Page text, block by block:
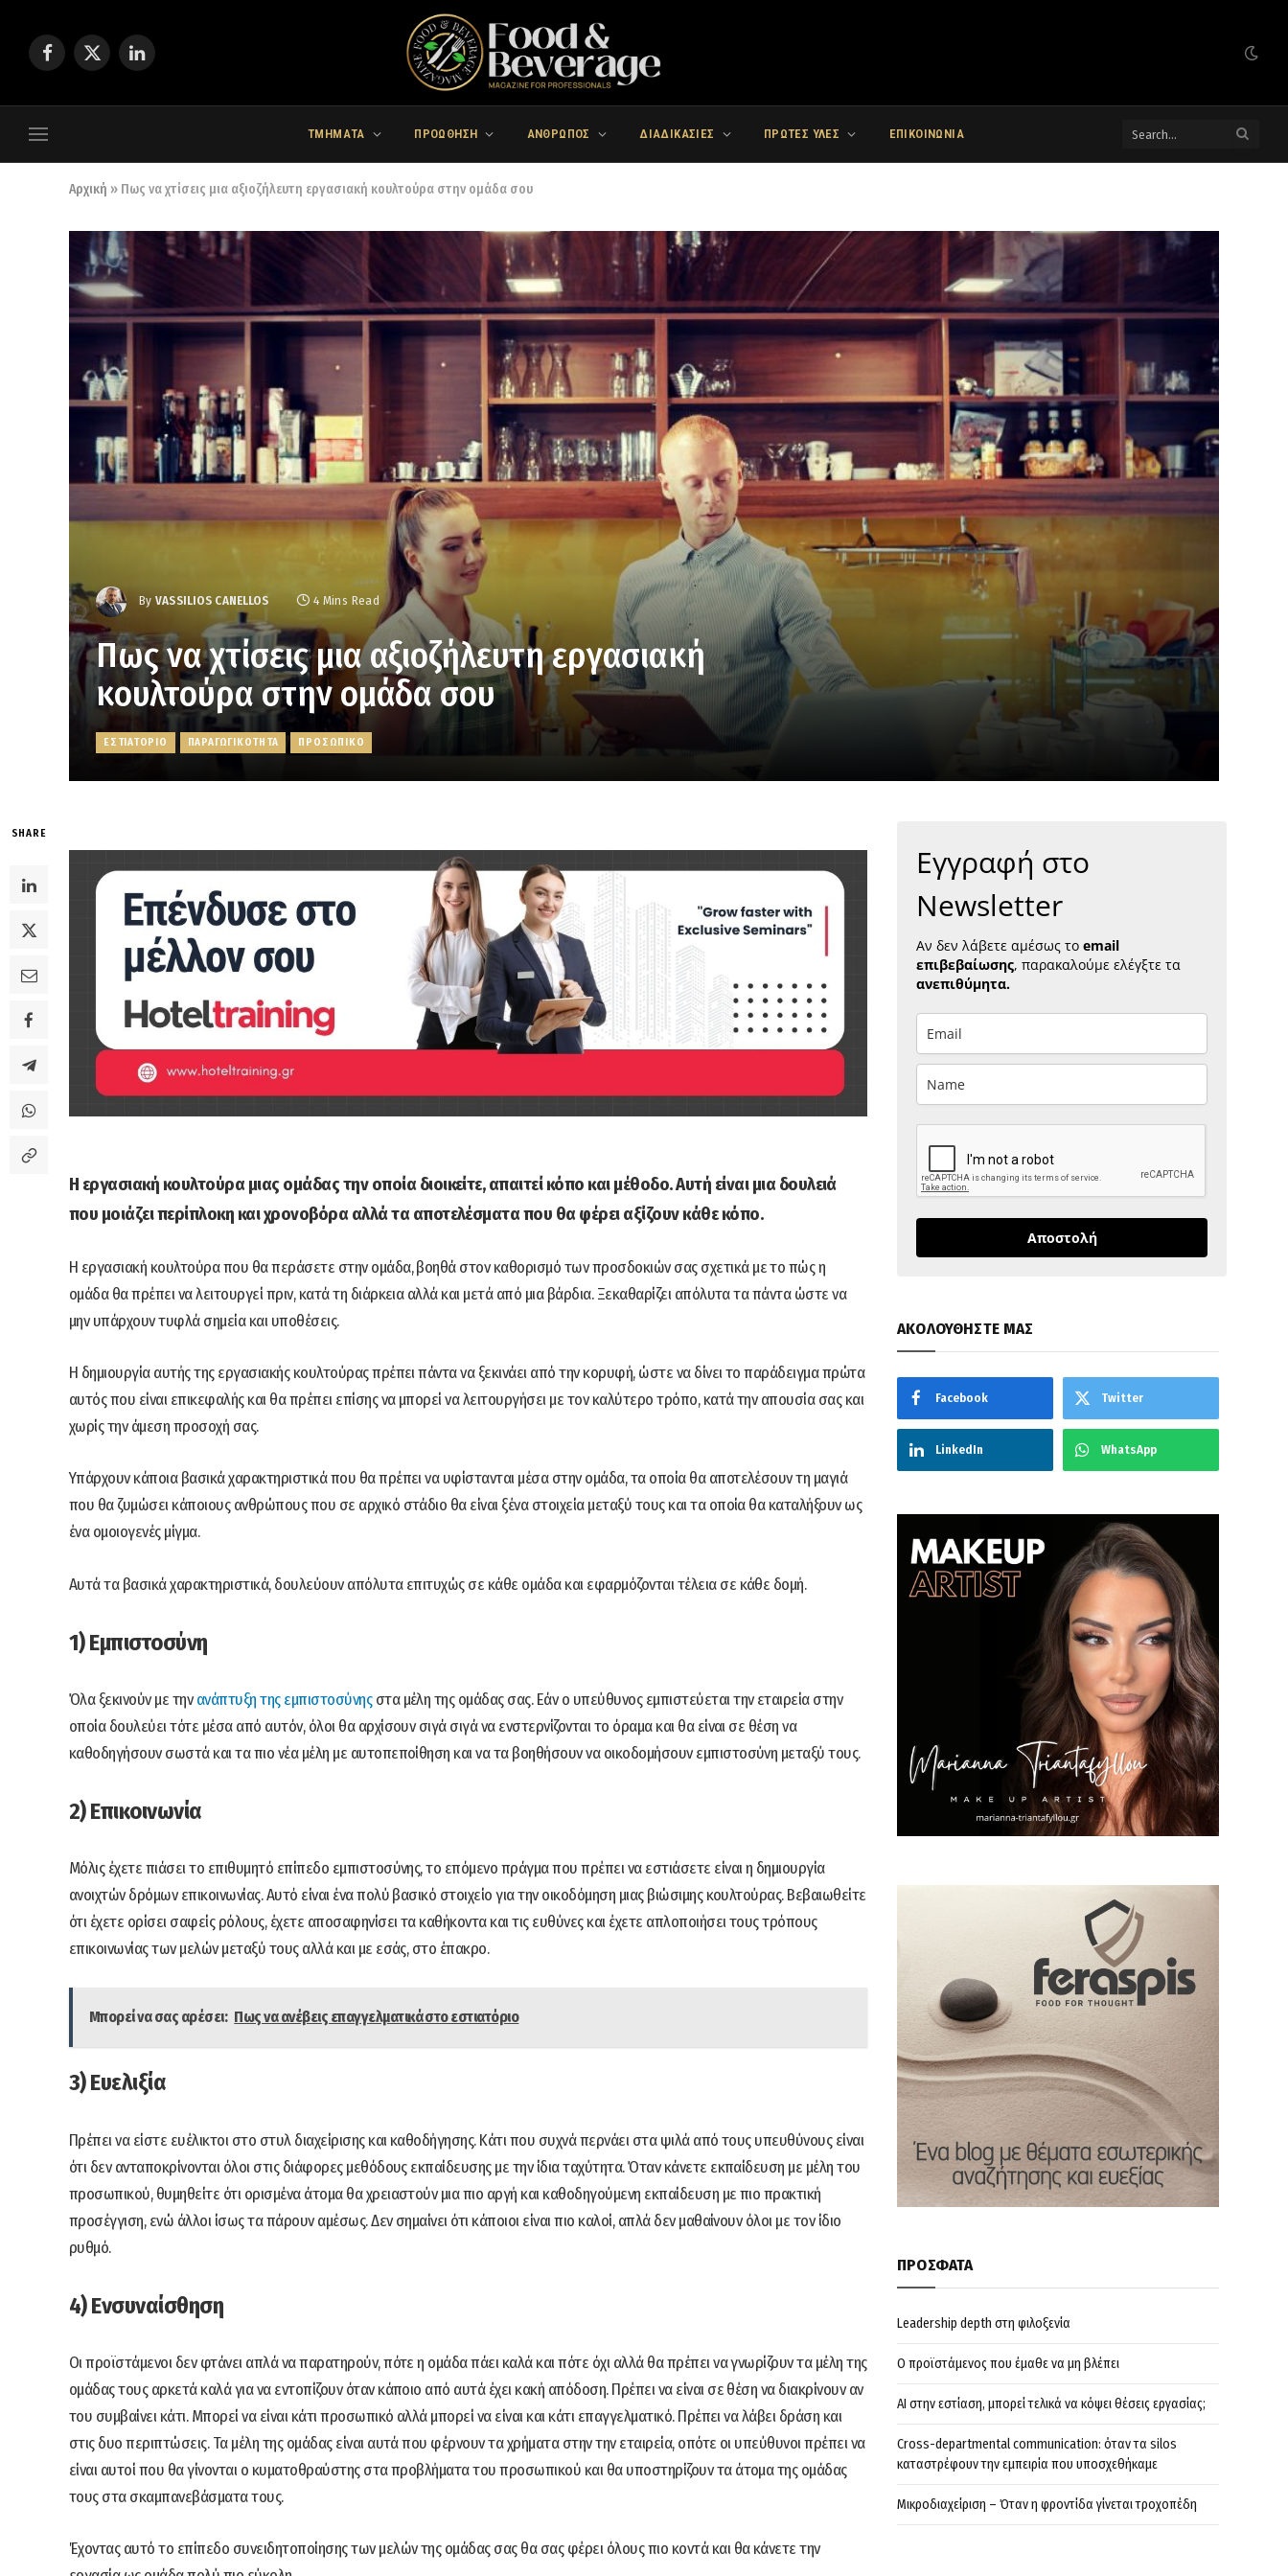
Facebook
X
LinkedIn
ΤΜΗΜΑΤΑ ΠΡΟΩΘΗΣΗ ΑΝΘΡΩΠΟΣ ΔΙΑΔΙΚΑΣΙΕΣ ΠΡΩΤΕΣ ΥΛΕΣ ΕΠΙΚΟΙΝΩΝΙΑ
Αρχική » Πως να χτίσεις μια αξιοζήλευτη εργασιακή κουλτούρα στην ομάδα σου
By VASSILIOS CANELLOS 4 Mins Read
Πως να χτίσεις μια αξιοζήλευτη εργασιακή
κουλτούρα στην ομάδα σου
ΕΣΤΙΑΤΟΡΙΟ ΠΑΡΑΓΩΓΙΚΟΤΗΤΑ ΠΡΟΣΩΠΙΚΟ
SHARE
Η εργασιακή κουλτούρα μιας ομάδας την οποία διοικείτε, απαιτεί κόπο και μέθοδο. Αυτή είναι μια δουλειά
που μοιάζει περίπλοκη και χρονοβόρα αλλά τα αποτελέσματα που θα φέρει αξίζουν κάθε κόπο.
Η εργασιακή κουλτούρα που θα περάσετε στην ομάδα, βοηθά στον καθορισμό των προσδοκιών σας σχετικά με το πώς η
ομάδα θα πρέπει να λειτουργεί πριν, κατά τη διάρκεια αλλά και μετά από μια βάρδια. Ξεκαθαρίζει απόλυτα τα πάντα ώστε να
μην υπάρχουν τυφλά σημεία και υποθέσεις.
Η δημιουργία αυτής της εργασιακής κουλτούρας πρέπει πάντα να ξεκινάει από την κορυφή, ώστε να δίνει το παράδειγμα πρώτα
αυτός που είναι επικεφαλής και θα πρέπει επίσης να μπορεί να λειτουργήσει με τον καλύτερο τρόπο, κατά την απουσία σας και
χωρίς την άμεση προσοχή σας.
Υπάρχουν κάποια βασικά χαρακτηριστικά που θα πρέπει να υφίστανται μέσα στην ομάδα, τα οποία θα αποτελέσουν τη μαγιά
που θα ζυμώσει κάποιους ανθρώπους που σε αρχικό στάδιο θα είναι ξένα στοιχεία μεταξύ τους και τα οποία θα καταλήξουν ως
ένα ομοιογενές μίγμα.
Αυτά τα βασικά χαρακτηριστικά, δουλεύουν απόλυτα επιτυχώς σε κάθε ομάδα και εφαρμόζονται τέλεια σε κάθε δομή.
1) Εμπιστοσύνη
Όλα ξεκινούν με τηνανάπτυξη της εμπιστοσύνηςστα μέλη της ομάδας σας. Εάν ο υπεύθυνος εμπιστεύεται την εταιρεία στην
οποία δουλεύει τότε μέσα από αυτόν, όλοι θα αρχίσουν σιγά σιγά να ενστερνίζονται το όραμα και θα είναι σε θέση να
καθοδηγήσουν σωστά και τα πιο νέα μέλη με αυτοπεποίθηση και να τα βοηθήσουν να οικοδομήσουν εμπιστοσύνη μεταξύ τους.
2) Επικοινωνία
Μόλις έχετε πιάσει το επιθυμητό επίπεδο εμπιστοσύνης, το επόμενο πράγμα που πρέπει να εστιάσετε είναι η δημιουργία
ανοιχτών δρόμων επικοινωνίας. Αυτό είναι ένα πολύ βασικό στοιχείο για την οικοδόμηση μιας βιώσιμης κουλτούρας. Βεβαιωθείτε
ότι έχετε ορίσει σαφείς ρόλους, έχετε αποσαφηνίσει τα καθήκοντα και τις ευθύνες και έχετε απλοποιήσει τους τρόπους
επικοινωνίας των μελών μεταξύ τους αλλά και με εσάς, στο έπακρο.
Μπορεί να σας αρέσει: Πως να ανέβεις επαγγελματικά στο εστιατόριο
3) Ευελιξία
Πρέπει να είστε ευέλικτοι στο στυλ διαχείρισης και καθοδήγησης. Κάτι που συχνά περνάει στα ψιλά από τους υπευθύνους είναι
ότι δεν ανταποκρίνονται όλοι στις διάφορες μεθόδους εκπαίδευσης με την ίδια ταχύτητα. Όταν κάνετε εκπαίδευση με μέλη του
προσωπικού, θυμηθείτε ότι ορισμένα άτομα θα χρειαστούν μια πιο αργή και καθοδηγούμενη εκπαίδευση με πιο πρακτική
προσέγγιση, ενώ άλλοι ίσως τα πάρουν αμέσως. Δεν σημαίνει ότι κάποιοι είναι πιο καλοί, απλά δεν μαθαίνουν όλοι με τον ίδιο
ρυθμό.
4) Ενσυναίσθηση
Οι προϊστάμενοι δεν φτάνει απλά να παρατηρούν, πότε η ομάδα πάει καλά και πότε όχι αλλά θα πρέπει να γνωρίζουν τα μέλη της
ομάδας τους αρκετά καλά για να εντοπίζουν όταν κάποιο από αυτά έχει κακή απόδοση. Πρέπει να είναι σε θέση να διακρίνουν αν
του συμβαίνει κάτι. Μπορεί να είναι κάτι προσωπικό αλλά μπορεί να είναι και κάτι επαγγελματικό. Πρέπει να λάβει δράση και
στις δυο περιπτώσεις. Τα μέλη της ομάδας είναι αυτά που φέρνουν τα χρήματα στην την εταιρεία, οπότε οι υπεύθυνοι πρέπει να
είναι αυτοί που θα γίνονται ο κυματοθραύστης στα προβλήματα του προσωπικού και θα υποστηρίζουν τα άτομα της ομάδας
τους στα σκαμπανεβάσματα τους.
Έχοντας αυτό το επίπεδο συνειδητοποίησης των μελών της ομάδας σας θα σας φέρει όλους πιο κοντά και θα κάνετε την
Εγγραφή στο
Newsletter
Αν δεν λάβετε αμέσως το email
επιβεβαίωσης, παρακαλούμε ελέγξτε τα
ανεπιθύμητα.
Αποστολή
ΑΚΟΛΟΥΘΗΣΤΕ ΜΑΣ
Facebook Twitter
LinkedIn WhatsApp
ΠΡΟΣΦΑΤΑ
Leadership depth στη φιλοξενία
Ο προϊστάμενος που έμαθε να μη βλέπει
AI στην εστίαση, μπορεί τελικά να κόψει θέσεις εργασίας;
Cross-departmental communication: όταν τα silos
καταστρέφουν την εμπειρία που υποσχεθήκαμε
Μικροδιαχείριση – Όταν η φροντίδα γίνεται τροχοπέδη